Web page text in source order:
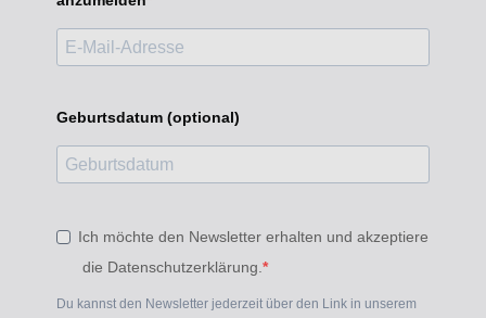
Geburtsdatum (optional)
Ich möchte den Newsletter erhalten und akzeptiere
die Datenschutzerklärung.
Du kannst den Newsletter jederzeit über den Link in unserem